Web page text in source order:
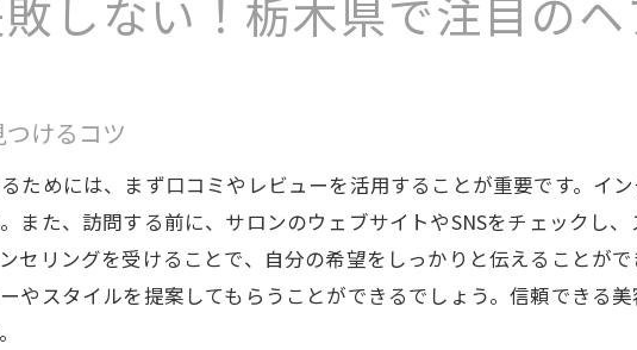
美容室でのスタイリッシュなヘアカラー技術
おしゃれを実現！美容室でのプロ技術
美容室で理想の髪色に！栃木県のカラー技術
しない！栃木県で注目の
けるコツ
ためには、まず口コミやレビューを活用することが重要です。イ
また、訪問する前に、サロンのウェブサイトやSNSをチェックし
セリングを受けることで、自分の希望をしっかりと伝えることが
やスタイルを提案してもらうことができるでしょう。信頼できる